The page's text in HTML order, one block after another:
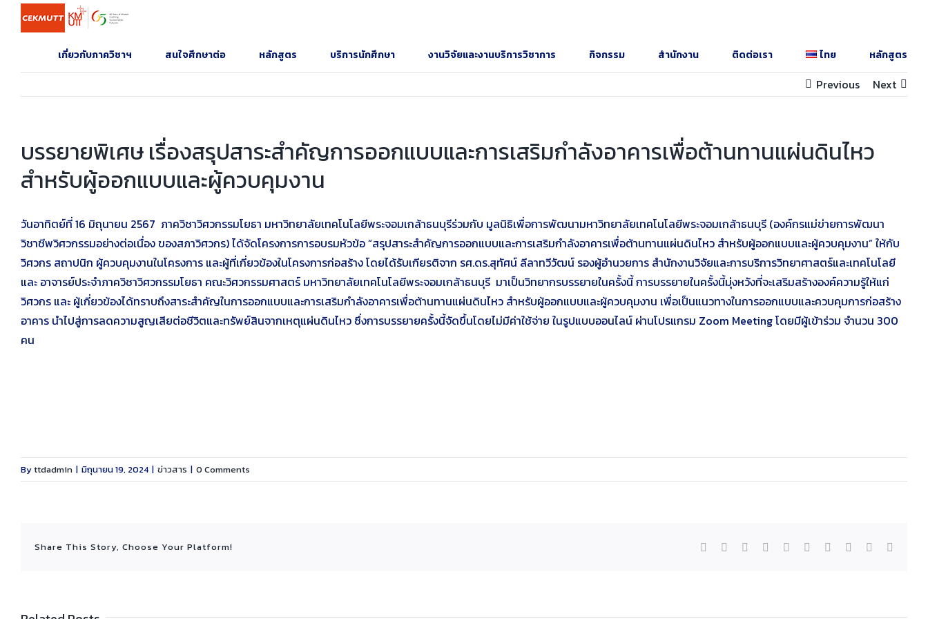
เกี่ยวกับภาควิชาฯ สนใจศึกษาต่อ หลักสูตร บริการนักศึกษา งานวิจัยและงานบริการวิชาการ กิจกรรม สำนักงาน ติดต่อเรา ไทย หลักสูตร
Previous Next
บรรยายพิเศษ เรื่องสรุปสาระสำคัญการออกแบบและการเสริมกำลังอาคารเพื่อต้านทานแผ่นดินไหว
สำหรับผู้ออกแบบและผู้ควบคุมงาน
วันอาทิตย์ที่ 16 มิถุนายน 2567 ภาควิชาวิศวกรรมโยธา มหาวิทยาลัยเทคโนโลยีพระจอมเกล้าธนบุรีร่วมกับ มูลนิธิเพื่อการพัฒนามหาวิทยาลัยเทคโนโลยีพระจอมเกล้าธนบุรี (องค์กรแม่ข่ายการพัฒนา
วิชาชีพวิศวกรรมอย่างต่อเนื่อง ของสภาวิศวกร) ได้จัดโครงการการอบรมหัวข้อ “สรุปสาระสำคัญการออกแบบและการเสริมกำลังอาคารเพื่อต้านทานแผ่นดินไหว สำหรับผู้ออกแบบและผู้ควบคุมงาน” ให้กับ
วิศวกร สถาปนิก ผู้ควบคุมงานในโครงการ และผู้ที่เกี่ยวข้องในโครงการก่อสร้าง โดยได้รับเกียรติจาก รศ.ดร.สุทัศน์ ลีลาทวีวัฒน์ รองผู้อำนวยการ สำนักงานวิจัยและการบริการวิทยาศาสตร์และเทคโนโลยี
และ อาจารย์ประจำภาควิชาวิศวกรรมโยธา คณะวิศวกรรมศาสตร์ มหาวิทยาลัยเทคโนโลยีพระจอมเกล้าธนบุรี มาเป็นวิทยากรบรรยายในครั้งนี้ การบรรยายในครั้งนี้มุ่งหวังที่จะเสริมสร้างองค์ความรู้ให้แก่
วิศวกร และ ผู้เกี่ยวข้องได้ทราบถึงสาระสำคัญในการออกแบบและการเสริมกำลังอาคารเพื่อต้านทานแผ่นดินไหว สำหรับผู้ออกแบบและผู้ควบคุมงาน เพื่อเป็นแนวทางในการออกแบบและควบคุมการก่อสร้าง
อาคาร นำไปสู่การลดความสูญเสียต่อชีวิตและทรัพย์สินจากเหตุแผ่นดินไหว ซึ่งการบรรยายครั้งนี้จัดขึ้นโดยไม่มีค่าใช้จ่าย ในรูปแบบออนไลน์ ผ่านโปรแกรม Zoom Meeting โดยมีผู้เข้าร่วม จำนวน 300
คน
Byttdadmin | มิถุนายน 19, 2024 | ข่าวสาร | 0 Comments
Share This Story, Choose Your Platform! Facebook
TwitterLinkedIn
Reddit WhatsApp
TumblrPinterest Xing